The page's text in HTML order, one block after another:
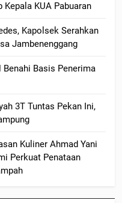
KUA Pabuaran
Kapolsek Serahkan
Jambenenggang
Benahi Basis Penerima
3T Tuntas Pekan Ini,
Kuliner Ahmad Yani
Perkuat Penataan